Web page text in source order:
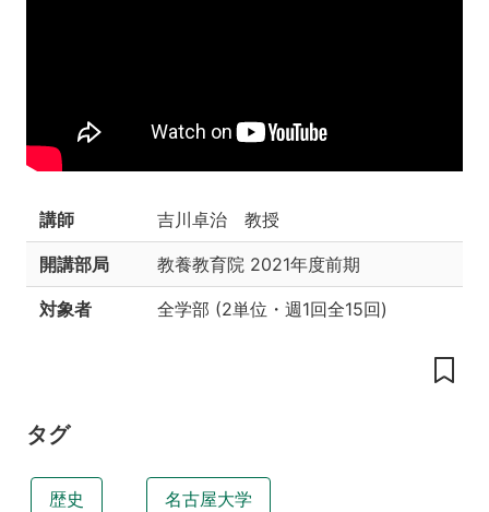
業
の
科
講師 吉川卓治 教授
開講部局 教養教育院 2021年度前期
対象者 全学部 (2単位 ・ 週1回全15回)
タグ
歴史 名古屋大学